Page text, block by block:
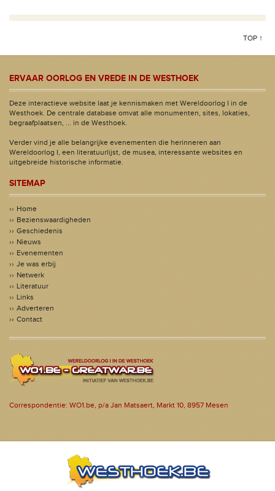
TOP ↑
ERVAAR OORLOG EN VREDE IN DE WESTHOEK
Deze interactieve website laat je kennismaken met Wereldoorlog I in de
Westhoek. De centrale database omvat alle monumenten, sites, lokaties,
begraafplaatsen, ... in de Westhoek.
Verder vind je alle belangrijke evenementen die herinneren aan
Wereldoorlog I, een literatuurlijst, de musea, interessante websites en
uitgebreide historische informatie.
SITEMAP
Home
Bezienswaardigheden
Geschiedenis
Nieuws
Evenementen
Je was erbij
Netwerk
Literatuur
Links
Adverteren
Contact
Correspondentie: WO1.be, p/a Jan Matsaert, Markt 10, 8957 Mesen